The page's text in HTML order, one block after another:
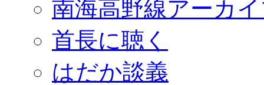
南海高野線アーカ
首長に聴く
はだか談義